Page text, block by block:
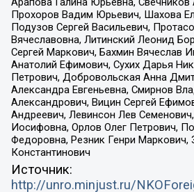
Прохоров Вадим Юрьевич, Шахова
Подузов Сергей Васильевич,
Вячеславовна, Литинский Леонид
Сергей Маркович, Бахмин Вячеслав
Анатолий Ефимович, Сухих Дарья
Петрович, Добровольская Анна
Александра Евгеньевна, Смирнов
Александрович, Вицин Сергей
Андреевич, Левинсон Лев
Иосифовна, Орлов Олег Петрович,
Федоровна, Резник Генри Маркович,
Константинович
Источник:
http://unro.minjust.ru/